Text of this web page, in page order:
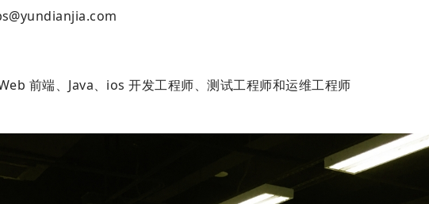
前端、Java、ios 开发工程师、测试工程师和运维工程师